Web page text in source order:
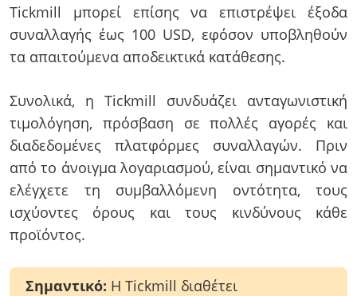
Tickmill μπορεί επίσης να επιστρέψει έξοδα
συναλλαγής έως 100 USD, εφόσον υποβληθούν
τα απαιτούμενα αποδεικτικά κατάθεσης.
Συνολικά, η Tickmill συνδυάζει ανταγωνιστική
τιμολόγηση, πρόσβαση σε πολλές αγορές και
διαδεδομένες πλατφόρμες συναλλαγών. Πριν
από το άνοιγμα λογαριασμού, είναι σημαντικό να
ελέγχετε τη συμβαλλόμενη οντότητα, τους
ισχύοντες όρους και τους κινδύνους κάθε
προϊόντος.
Σημαντικό: Η Tickmill διαθέτει